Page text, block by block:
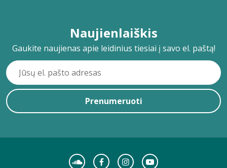
Naujienlaiškis
Gaukite naujienas apie leidinius tiesiai į savo el. paštą!
Prenumeruoti